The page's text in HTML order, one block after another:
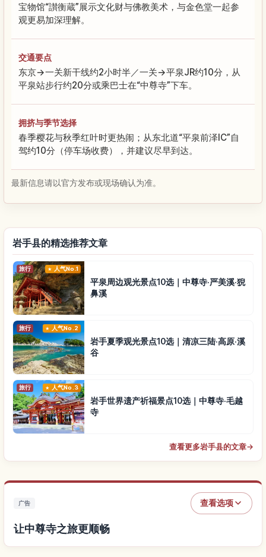
宝物馆“讃衡蔵”展示文化财与佛教美术，与金色堂一起参
观更易加深理解。
交通要点
东京→一关新干线约2小时半／一关→平泉JR约10分，从
平泉站步行约20分或乘巴士在“中尊寺”下车。
拥挤与季节选择
春季樱花与秋季红叶时更热闹；从东北道“平泉前泽IC”自
驾约10分（停车场收费），并建议尽早到达。
最新信息请以官方发布或现场确认为准。
岩手县的精选推荐文章
旅行 人气No.1
平泉周边观光景点10选｜中尊寺·严美溪·猊
鼻溪
旅行 人气No.2
岩手夏季观光景点10选｜清凉三陆·高原·溪
谷
旅行 人气No.3
岩手世界遗产祈福景点10选｜中尊寺·毛越
寺
查看更多岩手县的文章→
广告 查看选项
让中尊寺之旅更顺畅